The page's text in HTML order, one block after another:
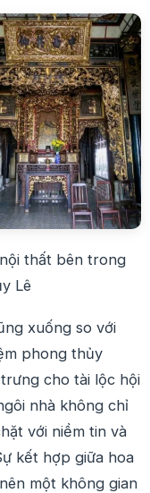
thất bên trong
Lê
xuống so với
phong thủy
trưng cho tài lộc hội
nhà không chỉ
với niềm tin và
kết hợp giữa hoa
một không gian